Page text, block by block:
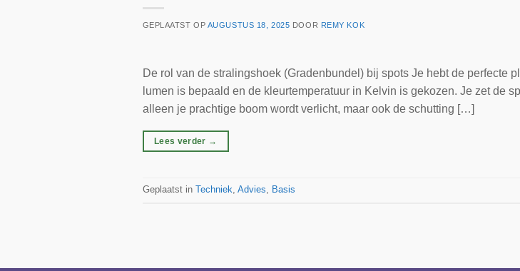
GEPLAATST OP AUGUSTUS 18, 2025 DOOR REMY KOK
De rol van de stralingshoek (Gradenbundel) bij spots Je hebt de perfecte
lumen is bepaald en de kleurtemperatuur in Kelvin is gekozen. Je zet de
alleen je prachtige boom wordt verlicht, maar ook de schutting […]
Lees verder →
Geplaatst in Techniek, Advies, Basis